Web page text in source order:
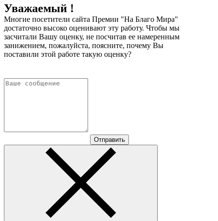
Уважаемый !
Многие посетители сайта Премии "На Благо Мира"
достаточно высоко оценивают эту работу. Чтобы мы
засчитали Вашу оценку, не посчитав ее намеренным
занижением, пожалуйста, поясните, почему Вы
поставили этой работе такую оценку?
Отправить